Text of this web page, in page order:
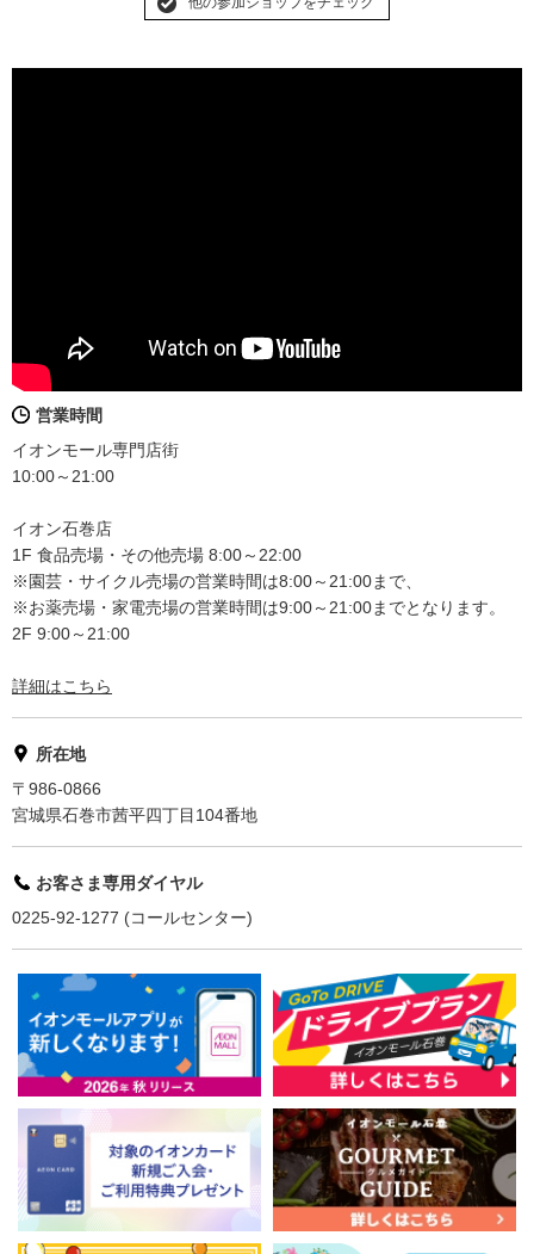
営業時間
イオンモール専門店街
10:00～21:00
イオン石巻店
1F 食品売場・その他売場 8:00～22:00
※園芸・サイクル売場の営業時間は8:00～21:00まで、
※お薬売場・家電売場の営業時間は9:00～21:00までとなります。
2F 9:00～21:00
詳細はこちら
所在地
〒986-0866
宮城県石巻市茜平四丁目104番地
お客さま専用ダイヤル
0225-92-1277 (コールセンター)